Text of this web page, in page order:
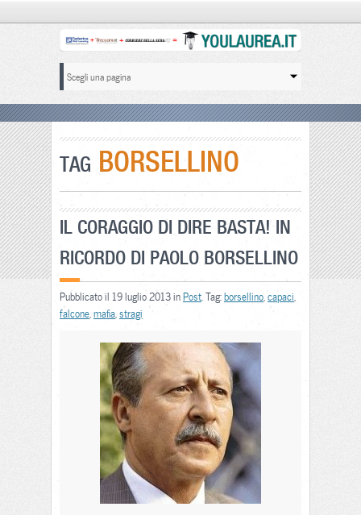
TAG BORSELLINO
IL CORAGGIO DI DIRE BASTA! IN
RICORDO DI PAOLO BORSELLINO
Pubblicato il 19 luglio 2013 inPost . Tag:borsellino capaci
falcone mafia stragi